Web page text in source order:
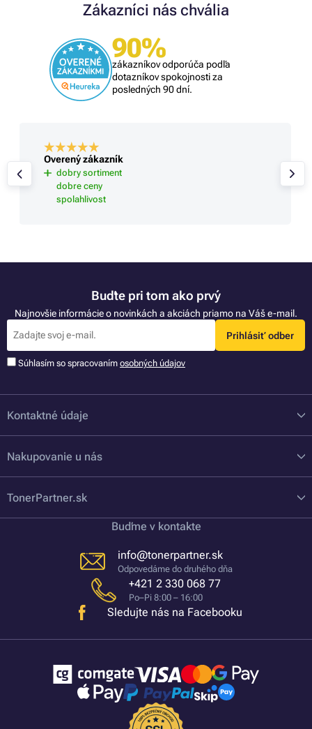
Zákazníci nás chvália
90%
zákazníkov odporúča podľa
dotazníkov spokojnosti za
posledných 90 dní.
Overený zákazník
dobry sortiment
dobre ceny
spolahlivost
Buďte pri tom ako prvý
Najnovšie informácie o novinkách a akciách priamo na Váš e-mail.
Prihlásiť odber
Súhlasím so spracovaním osobných údajov
Kontaktné údaje
Nakupovanie u nás
TonerPartner.sk
Buďme v kontakte
info@tonerpartner.sk
Odpovedáme do druhého dňa
+421 2 330 068 77
Po–Pi 8:00 – 16:00
Sledujte nás na Facebooku